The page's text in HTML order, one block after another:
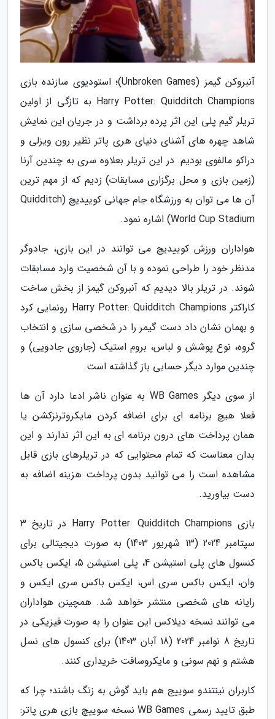
آنبروکن گیمز (Unbroken Games)؛ استودیوی سازنده بازی
Harry Potter: Quidditch Champions به تازگی از اولین
تریلر گیم پلی این اثر پرده برداشت و در جریان این نمایش
شاهد چهره های آشنای دنیای هری پاتر نظیر رون ویزلی و
دراکو مالفوی بودیم. در این تریلر بعلاوه سری به چندین آرنا
(زمین بازی و محل برگزاری مسابقات) زدیم که از مهم ترین
آن ها می توان به ورزشگاه جام جهانی کوییدیچ (Quidditch
World Cup Stadium) اشاره نمود.
هواداران ورزش کوییدیچ می توانند در این بازی، جادوگر
مدنظر خود را طراحی نموده و با آن شخصیت وارد مسابقات
شوند. در تریلر بالا دیدیم که آنبروکن گیمز از بخش ساخت
کاراکتر Harry Potter: Quidditch Champions رونمایی کرد
و بهمان نشان داد دست گیمر را در شخصی سازی و انتخاب
گروه، نوع پوشش و لباس، بروم استیک (جاروی جادویی) و
چندین موارد دیگر حسابی باز گذاشته است.
از سوی دیگر WB Games به عنوان ناشر ادعا دارد آن ها
فعلا هیچ برنامه ای برای اضافه کردن مایکروترنزکشن یا
همان پرداخت های درون برنامه ای به این اثر ندارند و این
بدان معناست که تمام محتوایی که در تریلرهای بازی قابل
مشاهده است را می توانید بدون پرداخت هزینه اضافه به
دست بیاورید.
بازی Harry Potter: Quidditch Champions در تاریخ 3
سپتامبر 2024 (13 شهریور 1403) به صورت دیجیتالی برای
کنسول های پلی استیشن 4، پلی استیشن 5، ایکس باکس
وان، ایکس باکس سری اس، ایکس باکس سری ایکس و
رایانه های شخصی منتشر خواهد شد. همچینن هواداران
می توانند نسخه دیلاکس این عنوان را به صورت فیزیکی در
تاریخ 8 نوامبر 2024 (18 آبان 1403) برای کنسول های نسل
هشتم و نهم سونی و مایکروسافت خریداری کنند.
کاربران نینتندو سوییج هم باید گوش به زنگ باشند؛ چرا که
طبق تایید رسمی WB Games نسخه سوییچ بازی هری پاتر: